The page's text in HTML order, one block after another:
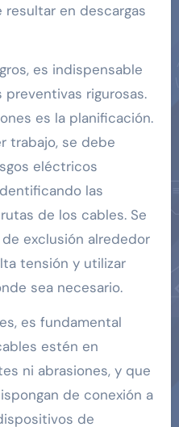
en descargas
es indispensable
rigurosas.
es la planificación.
trabajo, se debe
eléctricos
las
de los cables. Se
exclusión alrededor
tensión y utilizar
sea necesario.
es fundamental
estén en
ni abrasiones, y que
de conexión a
de